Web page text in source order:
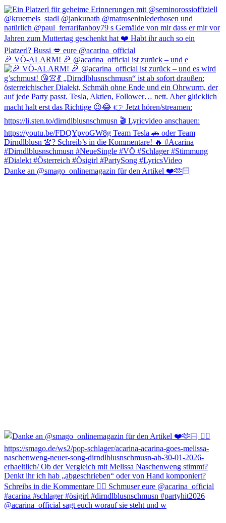
🎉 VÖ-ALARM! 🎉 @acarina_official ist zurück – und e
Danke an @smago_onlinemagazin für den Artikel ❤️🫶🏻
@acarina_official sagt euch worauf sie steht und w